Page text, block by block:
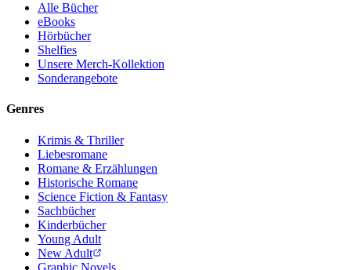
Alle Bücher
eBooks
Hörbücher
Shelfies
Unsere Merch-Kollektion
Sonderangebote
Genres
Krimis & Thriller
Liebesromane
Romane & Erzählungen
Historische Romane
Science Fiction & Fantasy
Sachbücher
Kinderbücher
Young Adult
New Adult
Graphic Novels